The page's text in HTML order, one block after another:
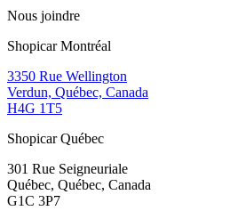
Nous joindre
Shopicar Montréal
3350 Rue Wellington
Verdun, Québec, Canada
H4G 1T5
Shopicar Québec
301 Rue Seigneuriale
Québec, Québec, Canada
G1C 3P7